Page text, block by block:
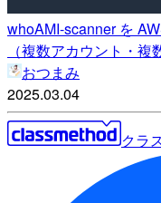
whoAMI-scanner を
（複数アカウント・複
おつまみ
2025.03.04
クラ